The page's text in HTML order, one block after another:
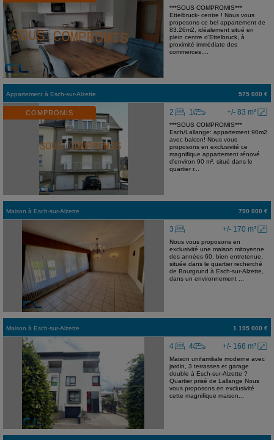
***SOUS COMPROMIS***
Ettelbruck- centre ! Nous vous
proposons ce bel appartement de
83.26m2, idéalement situé en
plein centre d'Ettelbruck, à
proximité immédiate des
commerces,...
Appartement à Esch-sur-Alzette 575 000 €
COMPROMIS +/- 83 m²
2 1
***SOUS COMPROMIS***
Esch/Lallange: appartement 90m2
avec balcon! Nous vous
proposons en exclusivité ce
magnifique appartement rénové
d'environ 90 m², situé dans le
quartier r...
Maison à Esch-sur-Alzette 790 000 €
+/- 170 m²
3
Nous vous proposons en
exclusivité une maison mitoyenne
des années 60, bien entretenue,
située dans le quartier recherché
de Bourgrund à Esch-sur-Alzette,
dans un environnement ...
Maison à Esch-sur-Alzette 1 195 000 €
+/- 168 m²
4 4
Maison unifamiliale moderne avec
jardin, 3 terrasses et garage
double à Esch-sur-Alzette ?
Quartier prisé de Lallange Nous
vous proposons en exclusivité
cette magnifique maison...